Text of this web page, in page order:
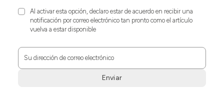
Al activar esta opción, declaro estar de acuerdo en recibir una
notificación por correo electrónico tan pronto como el artículo
vuelva a estar disponible
Su dirección de correo electrónico
Enviar